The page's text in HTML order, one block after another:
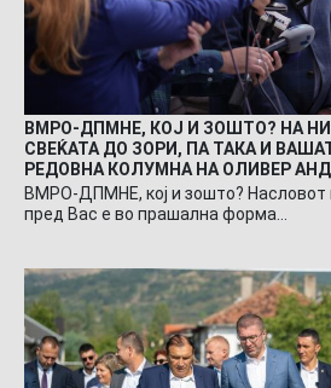
ВМРО-ДПМНЕ, КОЈ И ЗОШТО? НА
СВЕЌАТА ДО ЗОРИ, ПА ТАКА И
РЕДОВНА КОЛУМНА НА ОЛИВЕР
ВМРО-ДПМНЕ, кој и зошто? Насловот
пред Вас е во прашална форма…